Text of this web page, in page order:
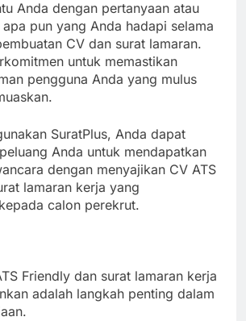
Anda dengan pertanyaan atau
apa pun yang Anda hadapi selama
CV dan surat lamaran.
untuk memastikan
pengguna Anda yang mulus
SuratPlus, Anda dapat
Anda untuk mendapatkan
dengan menyajikan CV ATS
lamaran kerja yang
calon perekrut.
Friendly dan surat lamaran kerja
adalah langkah penting dalam